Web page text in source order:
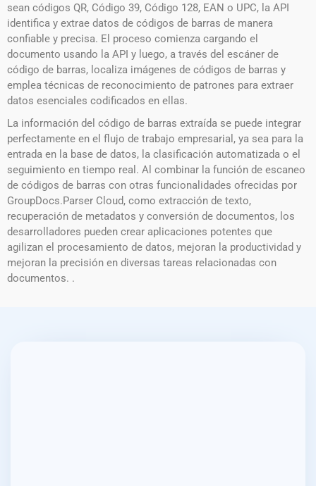
sean códigos QR, Código 39, Código 128, EAN o UPC, la API
identifica y extrae datos de códigos de barras de manera
confiable y precisa. El proceso comienza cargando el
documento usando la API y luego, a través del escáner de
código de barras, localiza imágenes de códigos de barras y
emplea técnicas de reconocimiento de patrones para extraer
datos esenciales codificados en ellas.
La información del código de barras extraída se puede integrar
perfectamente en el flujo de trabajo empresarial, ya sea para la
entrada en la base de datos, la clasificación automatizada o el
seguimiento en tiempo real. Al combinar la función de escaneo
de códigos de barras con otras funcionalidades ofrecidas por
GroupDocs.Parser Cloud, como extracción de texto,
recuperación de metadatos y conversión de documentos, los
desarrolladores pueden crear aplicaciones potentes que
agilizan el procesamiento de datos, mejoran la productividad y
mejoran la precisión en diversas tareas relacionadas con
documentos. .